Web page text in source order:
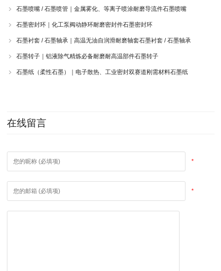
石墨喷嘴 / 石墨喷管｜金属雾化、等离子喷涂耐磨导流件石墨喷嘴
石墨密封环｜化工泵阀动静环耐磨密封件石墨密封环
石墨衬套 / 石墨轴承｜高温无油自润滑耐磨轴套石墨衬套 / 石墨轴承
石墨转子｜铝液除气精炼必备耐磨耐高温部件石墨转子
石墨纸（柔性石墨）｜电子散热、工业密封双赛道刚需材料石墨纸
在线留言
*
*